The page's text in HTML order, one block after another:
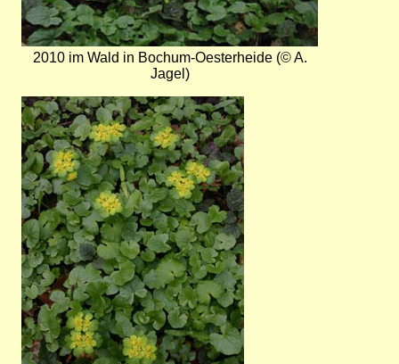
2010 im Wald in Bochum-Oesterheide (© A.
Jagel)
Bild